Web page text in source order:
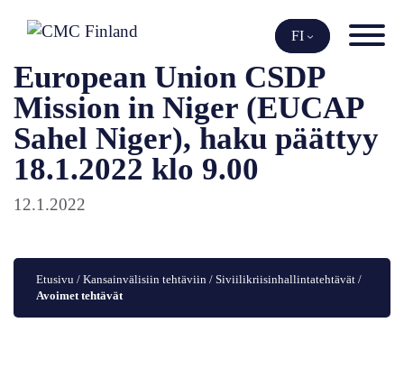
sisältöön
FI
European Union CSDP
Mission in Niger (EUCAP
Sahel Niger), haku päättyy
18.1.2022 klo 9.00
12.1.2022
Etusivu / Kansainvälisiin tehtäviin / Siviilikriisinhallintatehtävät
Avoimet tehtävät